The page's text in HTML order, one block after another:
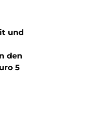
und
den
5